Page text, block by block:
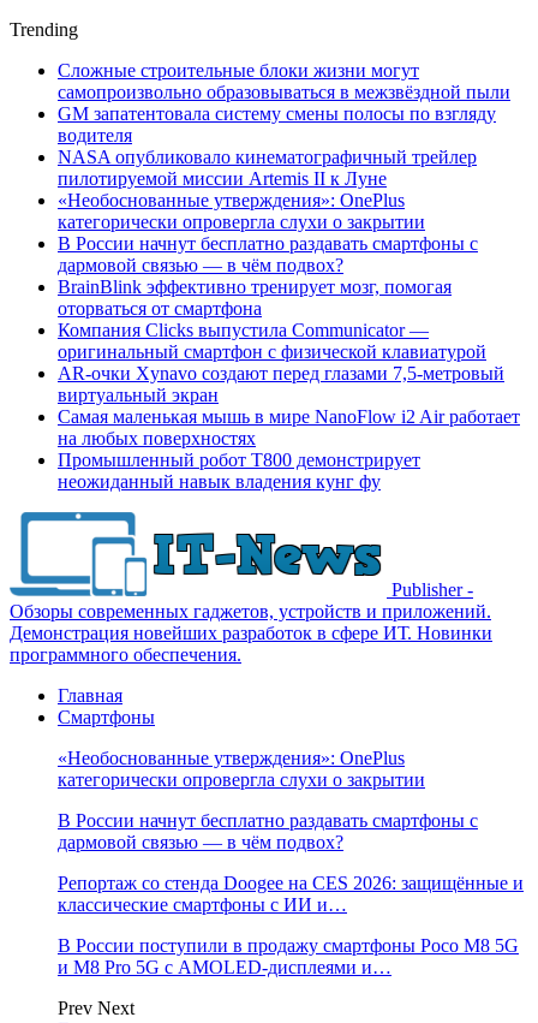
Trending
Сложные строительные блоки жизни могут
самопроизвольно образовываться в межзвёздной пыли
GM запатентовала систему смены полосы по взгляду
водителя
NASA опубликовало кинематографичный трейлер
пилотируемой миссии Artemis II к Луне
«Необоснованные утверждения»: OnePlus
категорически опровергла слухи о закрытии
В России начнут бесплатно раздавать смартфоны с
дармовой связью — в чём подвох?
BrainBlink эффективно тренирует мозг, помогая
оторваться от смартфона
Компания Clicks выпустила Communicator —
оригинальный смартфон с физической клавиатурой
AR-очки Xynavo создают перед глазами 7,5-метровый
виртуальный экран
Самая маленькая мышь в мире NanoFlow i2 Air работает
на любых поверхностях
Промышленный робот Т800 демонстрирует
неожиданный навык владения кунг фу
Publisher -
Обзоры современных гаджетов, устройств и приложений.
Демонстрация новейших разработок в сфере ИТ. Новинки
программного обеспечения.
Главная
Смартфоны
«Необоснованные утверждения»: OnePlus
категорически опровергла слухи о закрытии
В России начнут бесплатно раздавать смартфоны с
дармовой связью — в чём подвох?
Репортаж со стенда Doogee на CES 2026: защищённые и
классические смартфоны с ИИ и…
В России поступили в продажу смартфоны Poco M8 5G
и M8 Pro 5G с AMOLED-дисплеями и…
Prev Next